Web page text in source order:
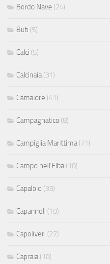
Bordo Nave (24)
Buti (5)
Calci (5)
Calcinaia (31)
Camaiore (41)
Campagnatico (8)
Campiglia Marittima (71)
Campo nell'Elba (10)
Capalbio (33)
Capannoli (10)
Capoliveri (27)
Capraia (10)